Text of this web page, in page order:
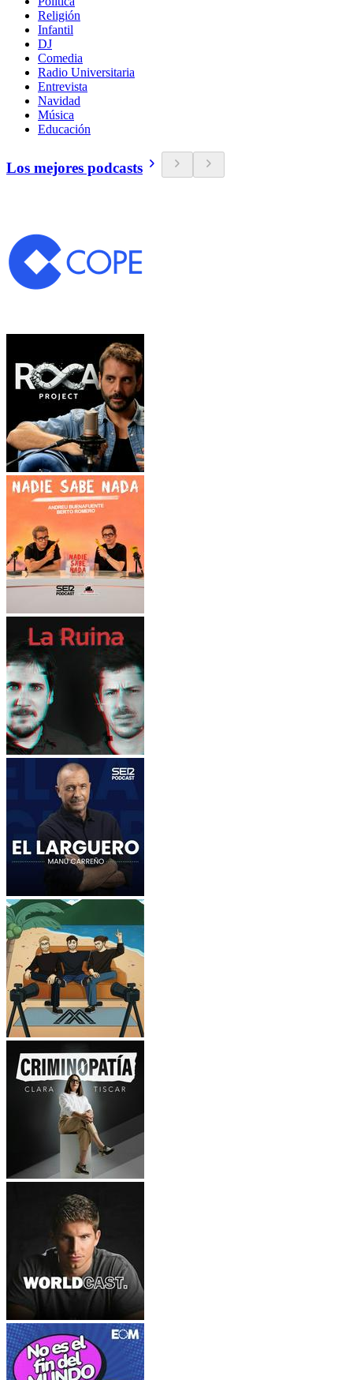
Religión
Infantil
DJ
Comedia
Radio Universitaria
Entrevista
Navidad
Música
Educación
Los mejores podcasts